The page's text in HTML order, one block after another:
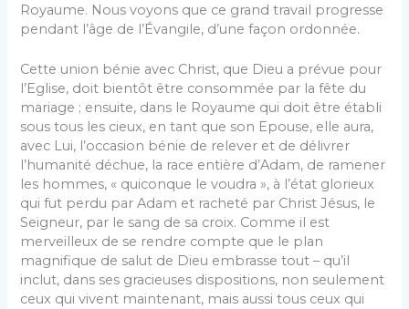
Royaume. Nous voyons que ce grand travail progresse
pendant l’âge de l’Évangile, d’une façon ordonnée.
Cette union bénie avec Christ, que Dieu a prévue pour
l’Eglise, doit bientôt être consommée par la fête du
mariage ; ensuite, dans le Royaume qui doit être établi
sous tous les cieux, en tant que son Epouse, elle aura,
avec Lui, l’occasion bénie de relever et de délivrer
l’humanité déchue, la race entière d’Adam, de ramener
les hommes, « quiconque le voudra », à l’état glorieux
qui fut perdu par Adam et racheté par Christ Jésus, le
Seigneur, par le sang de sa croix. Comme il est
merveilleux de se rendre compte que le plan
magnifique de salut de Dieu embrasse tout – qu’il
inclut, dans ses gracieuses dispositions, non seulement
ceux qui vivent maintenant, mais aussi tous ceux qui